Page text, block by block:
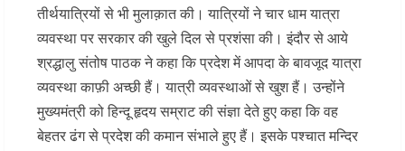
तीर्थयात्रियों से भी मुलाक़ात की। यात्रियों ने चार धाम यात्रा
व्यवस्था पर सरकार की खुले दिल से प्रशंसा की। इंदौर से आये
श्रद्धालु संतोष पाठक ने कहा कि प्रदेश में आपदा के बावजूद यात्रा
व्यवस्था काफ़ी अच्छी हैं। यात्री व्यवस्थाओं से खुश हैं। उन्होंने
मुख्यमंत्री को हिन्दू हृदय सम्राट की संज्ञा देते हुए कहा कि वह
बेहतर ढंग से प्रदेश की कमान संभाले हुए हैं। इसके पश्चात मन्दिर